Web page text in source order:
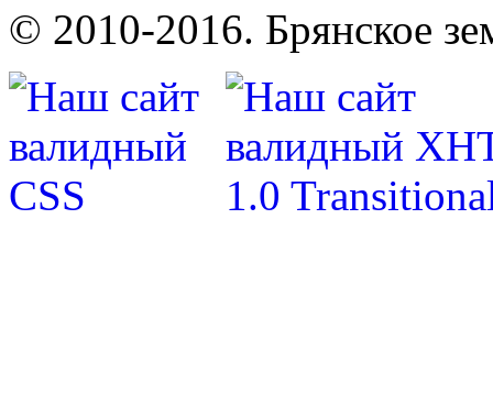
© 2010-2016. Брянское